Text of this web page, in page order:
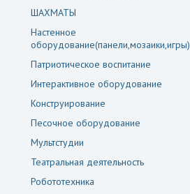
ШАХМАТЫ
Настенное
оборудование(панели,мозаики,игры)
Патриотическое воспитание
Интерактивное оборудование
Конструирование
Песочное оборудование
Мультстудии
Театральная деятельность
Робототехника